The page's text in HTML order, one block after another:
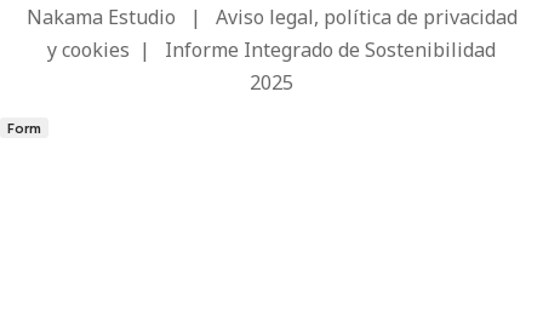
Nakama Estudio | Aviso legal, política de privacidad
y cookies | Informe Integrado de Sostenibilidad
2025
Form